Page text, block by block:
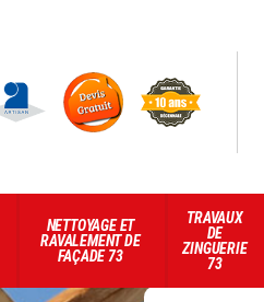
NETTOYAGE ET
RAVALEMENT DE
FAÇADE 73
TRAVAUX
DE
ZINGUERIE
73